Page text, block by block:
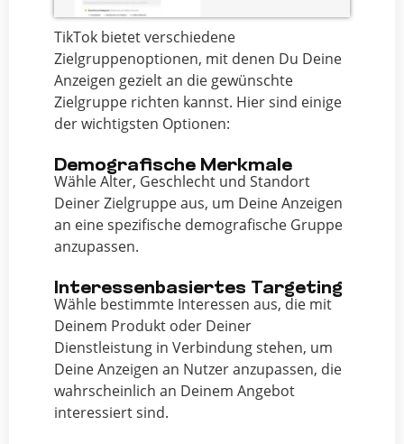
TikTok bietet verschiedene
Zielgruppenoptionen, mit denen Du Deine
Anzeigen gezielt an die gewünschte
Zielgruppe richten kannst. Hier sind einige
der wichtigsten Optionen:
Demografische Merkmale
Wähle Alter, Geschlecht und Standort
Deiner Zielgruppe aus, um Deine Anzeigen
an eine spezifische demografische Gruppe
anzupassen.
Interessenbasiertes Targeting
Wähle bestimmte Interessen aus, die mit
Deinem Produkt oder Deiner
Dienstleistung in Verbindung stehen, um
Deine Anzeigen an Nutzer anzupassen, die
wahrscheinlich an Deinem Angebot
interessiert sind.